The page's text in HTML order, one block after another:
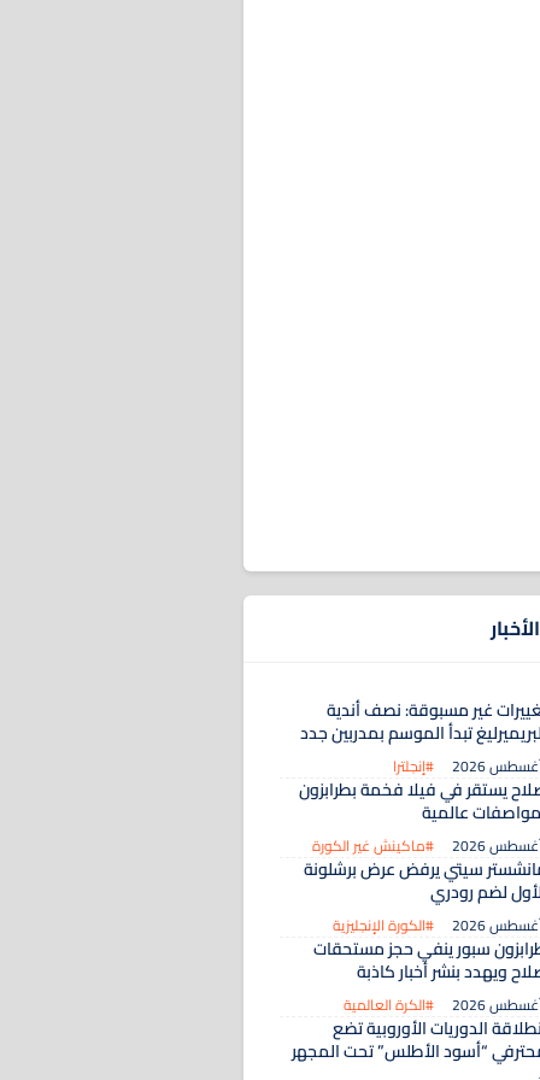
غير مسبوقة: نصف أندية
تبدأ الموسم بمدربين جدد
#إنجلترا
يستقر في فيلا فخمة بطرابزون
عالمية
#ماكينش غير الكورة
سيتي يرفض عرض برشلونة
لضم رودري
#الكورة الإنجليزية
سبور ينفي حجز مستحقات
ويهدد بنشر أخبار كاذبة
#الكرة العالمية
الدوريات الأوروبية تضع
“أسود الأطلس” تحت المجهر